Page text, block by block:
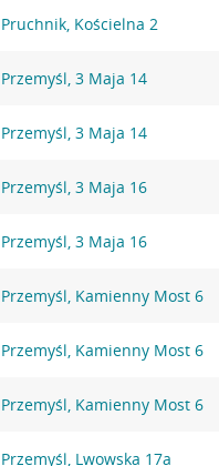
Pruchnik, Kościelna 2
Przemyśl, 3 Maja 14
Przemyśl, 3 Maja 14
Przemyśl, 3 Maja 16
Przemyśl, 3 Maja 16
Przemyśl, Kamienny Most 6
Przemyśl, Kamienny Most 6
Przemyśl, Kamienny Most 6
Przemyśl, Lwowska 17a